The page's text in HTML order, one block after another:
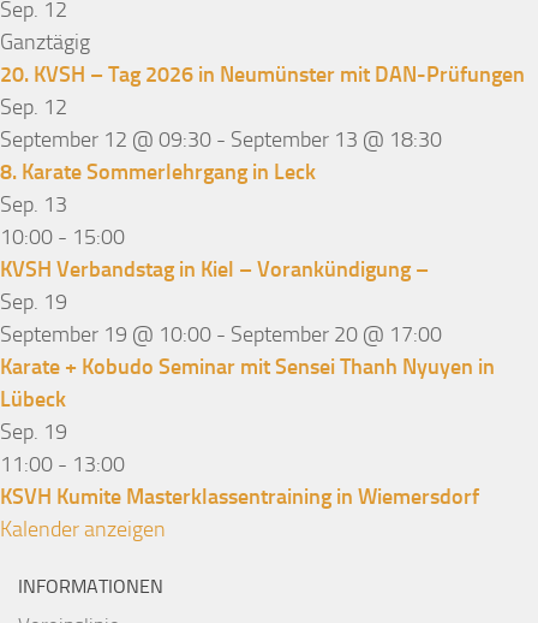
Sep. 12
Ganztägig
20. KVSH – Tag 2026 in Neumünster mit DAN-Prüfungen
Sep. 12
September 12 @ 09:30 - September 13 @ 18:30
8. Karate Sommerlehrgang in Leck
Sep. 13
10:00 - 15:00
KVSH Verbandstag in Kiel – Vorankündigung –
Sep. 19
September 19 @ 10:00 - September 20 @ 17:00
Karate + Kobudo Seminar mit Sensei Thanh Nyuyen in
Lübeck
Sep. 19
11:00 - 13:00
KSVH Kumite Masterklassentraining in Wiemersdorf
Kalender anzeigen
INFORMATIONEN